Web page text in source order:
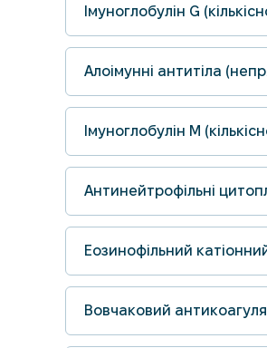
Імуноглобулін G
Алоімунні антитіла
Імуноглобулін M
Антинейтрофільні
Еозинофільний
Вовчаковий